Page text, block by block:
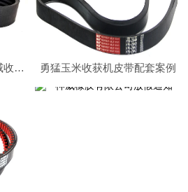
河南麦子受灾严重， 神威收割机皮带在南阳社旗助力小麦收割顺利进行 勇猛玉米收获机皮带配套案例